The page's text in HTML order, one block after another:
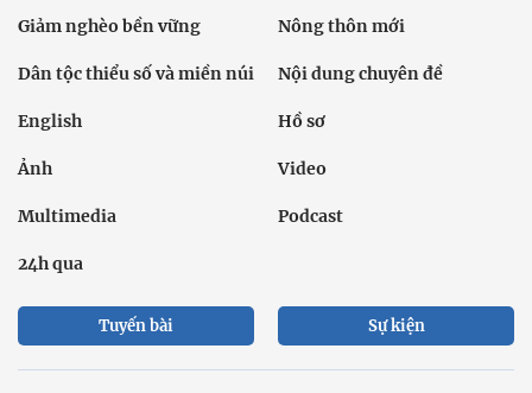
Giảm nghèo bền vững Nông thôn mới
Dân tộc thiểu số và miền núi Nội dung chuyên đề
English Hồ sơ
Ảnh Video
Multimedia Podcast
24h qua
Tuyến bài Sự kiện